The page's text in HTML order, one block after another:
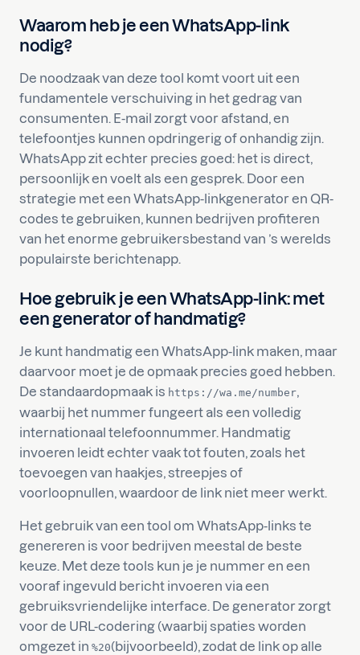
Waarom heb je een WhatsApp-link
nodig?
De noodzaak van deze tool komt voort uit een
fundamentele verschuiving in het gedrag van
consumenten. E-mail zorgt voor afstand, en
telefoontjes kunnen opdringerig of onhandig zijn.
WhatsApp zit echter precies goed: het is direct,
persoonlijk en voelt als een gesprek. Door een
strategie met een WhatsApp-linkgenerator en QR-
codes te gebruiken, kunnen bedrijven profiteren
van het enorme gebruikersbestand van ’s werelds
populairste berichtenapp.
Hoe gebruik je een WhatsApp-link: met
een generator of handmatig?
Je kunt handmatig een WhatsApp-link maken, maar
daarvoor moet je de opmaak precies goed hebben.
De standaardopmaak is https://wa.me/number,
waarbij het nummer fungeert als een volledig
internationaal telefoonnummer. Handmatig
invoeren leidt echter vaak tot fouten, zoals het
toevoegen van haakjes, streepjes of
voorloopnullen, waardoor de link niet meer werkt.
Het gebruik van een tool om WhatsApp-links te
genereren is voor bedrijven meestal de beste
keuze. Met deze tools kun je je nummer en een
vooraf ingevuld bericht invoeren via een
gebruiksvriendelijke interface. De generator zorgt
voor de URL-codering (waarbij spaties worden
omgezet in %20(bijvoorbeeld), zodat de link op alle